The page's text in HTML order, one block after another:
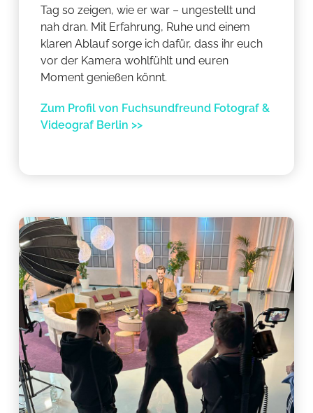
Tag so zeigen, wie er war – ungestellt und
nah dran. Mit Erfahrung, Ruhe und einem
klaren Ablauf sorge ich dafür, dass ihr euch
vor der Kamera wohlfühlt und euren
Moment genießen könnt.
Zum Profil von Fuchsundfreund Fotograf &
Videograf Berlin >>